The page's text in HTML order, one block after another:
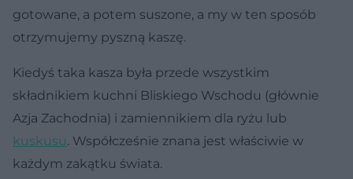
gotowane, a potem suszone, a my w ten sposób
otrzymujemy pyszną kaszę.
Kiedyś taka kasza była przede wszystkim
składnikiem kuchni Bliskiego Wschodu (głównie
Azja Zachodnia) i zamiennikiem dla ryżu lub
kuskusu. Współcześnie znana jest właściwie w
każdym zakątku świata.